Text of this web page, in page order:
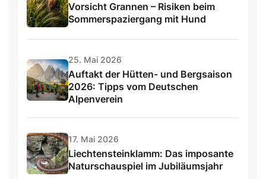
Vorsicht Grannen – Risiken beim
Sommerspaziergang mit Hund
25. Mai 2026
Auftakt der Hütten- und Bergsaison
2026: Tipps vom Deutschen
Alpenverein
17. Mai 2026
Liechtensteinklamm: Das imposante
Naturschauspiel im Jubiläumsjahr